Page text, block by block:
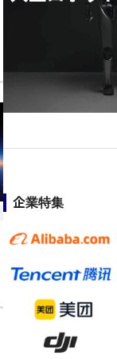
企業特集